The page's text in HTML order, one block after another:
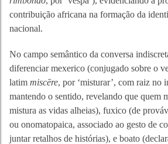
contribuição africana na formação da
nacional.
No campo semântico da conversa
diferenciar mexerico (conjugado sobre o
latim miscēre, por ‘misturar’, com raiz no
mantendo o sentido, revelando que quem
mistura as vidas alheias), fuxico (de
ou onomatopaica, associado ao gesto de
juntar retalhos de histórias), e boato